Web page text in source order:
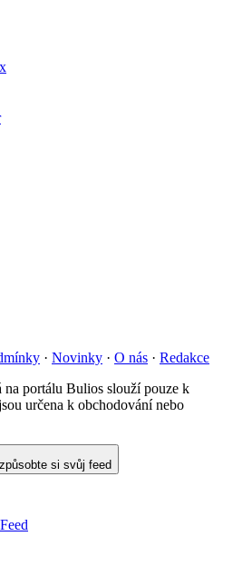
· Novinky · O nás · Redakce
na portálu Bulios slouží pouze k
určena k obchodování nebo
si svůj feed
Feed